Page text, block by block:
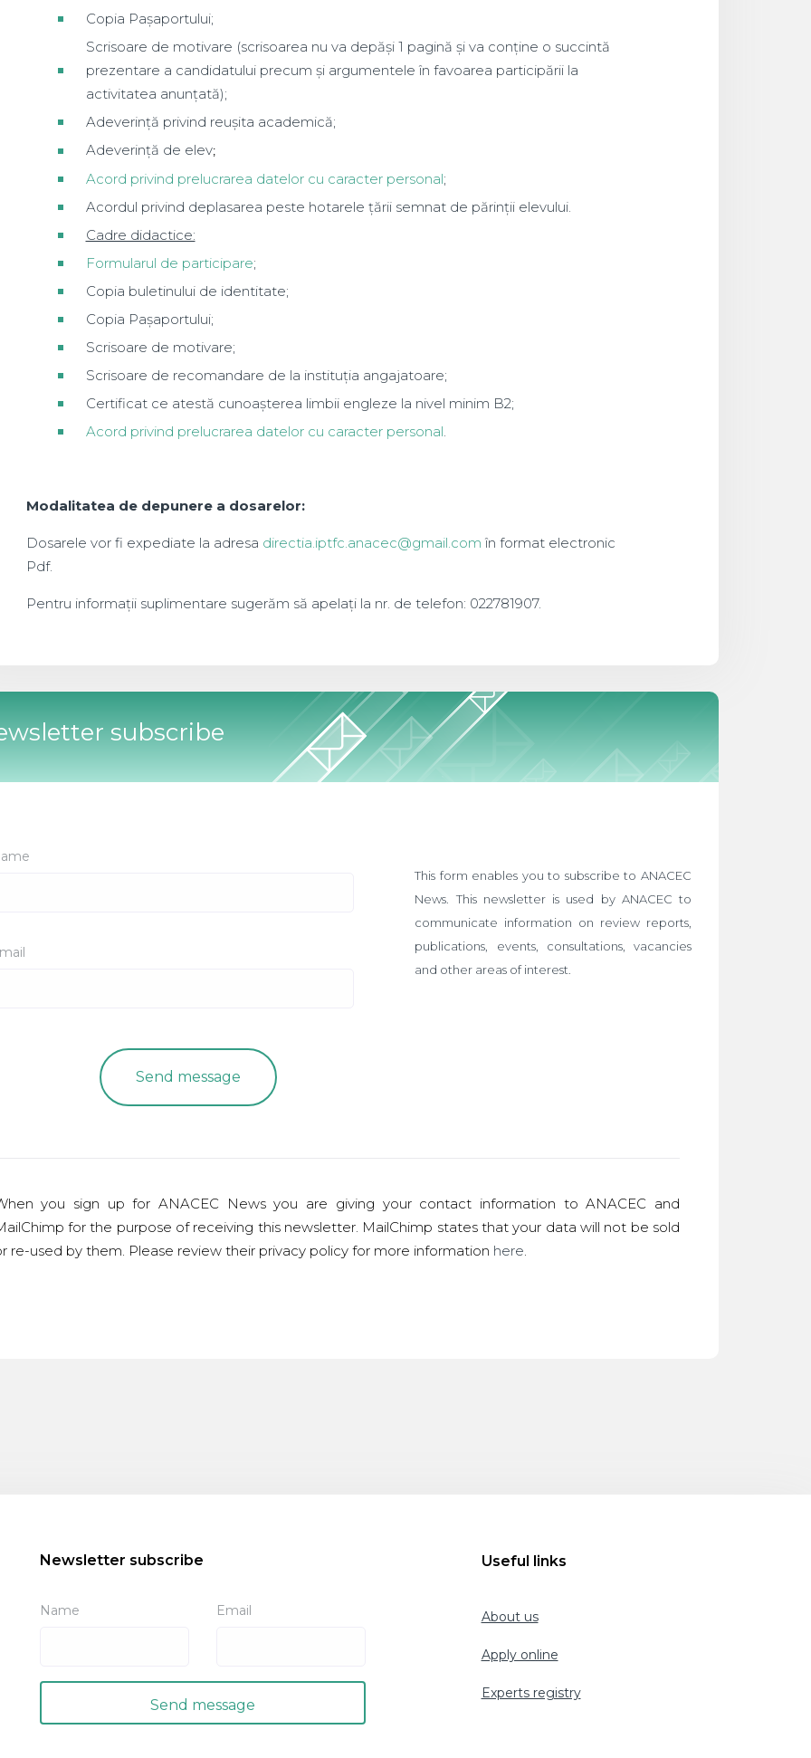
Copia Pașaportului;
Scrisoare de motivare (scrisoarea nu va depăși 1 pagină și va conține o succintă
prezentare a candidatului precum și argumentele în favoarea participării la
activitatea anunțată);
Adeverință privind reușita academică;
Adeverință de elev;
Acord privind prelucrarea datelor cu caracter personal;
Acordul privind deplasarea peste hotarele țării semnat de părinții elevului.
Cadre didactice:
Formularul de participare;
Copia buletinului de identitate;
Copia Pașaportului;
Scrisoare de motivare;
Scrisoare de recomandare de la instituția angajatoare;
Certificat ce atestă cunoașterea limbii engleze la nivel minim B2;
Acord privind prelucrarea datelor cu caracter personal.
Modalitatea de depunere a dosarelor:
Dosarele vor fi expediate la adresa directia.iptfc.anacec@gmail.com în format electronic
Pdf.
Pentru informații suplimentare sugerăm să apelați la nr. de telefon: 022781907.
subscribe
This form enables you to subscribe to ANACEC
News. This newsletter is used by ANACEC to
communicate information on review reports,
publications, events, consultations, vacancies
and other areas of interest.
you sign up for ANACEC News you are giving your contact information to ANACEC and
for the purpose of receiving this newsletter. MailChimp states that your data will not be sold
re-used by them. Please review their privacy policy for more information here.
Newsletter subscribe
Name Email
Useful links
About us
Apply online
Experts registry